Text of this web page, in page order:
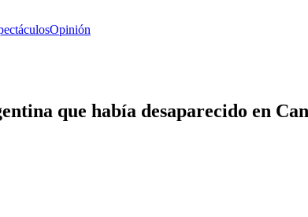
Opinión
que había desaparecido en